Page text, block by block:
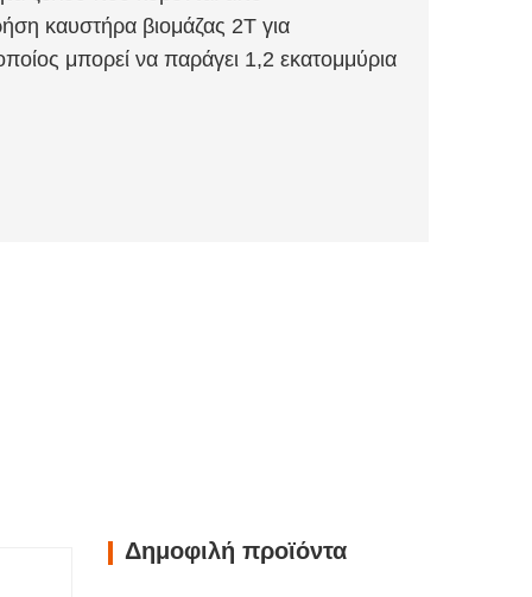
καυστήρα βιομάζας 2T για
μπορεί να παράγει 1,2 εκατομμύρια
Δημοφιλή προϊόντα